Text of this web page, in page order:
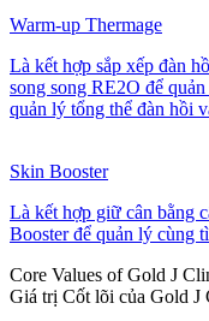
Warm-up Thermage
Là kết hợp sắp xếp đàn
song song RE2O để
quản lý tổng thể đàn hồi
Skin Booster
Là kết hợp giữ cân bằng
Booster để quản lý cùng
Core Values of Gold J
Giá trị Cốt lõi của Gold J